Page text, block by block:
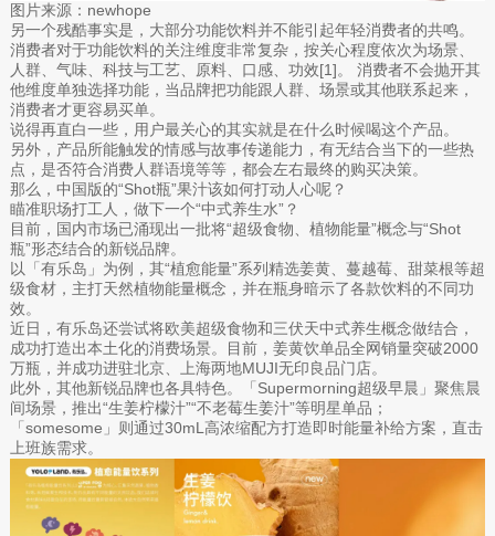
图片来源：newhope
另一个残酷事实是，大部分功能饮料并不能引起年轻消费者的共鸣。
消费者对于功能饮料的关注维度非常复杂，按关心程度依次为场景、
人群、气味、科技与工艺、原料、口感、功效[1]。 消费者不会抛开其
他维度单独选择功能，当品牌把功能跟人群、场景或其他联系起来，
消费者才更容易买单。
说得再直白一些，用户最关心的其实就是在什么时候喝这个产品。
另外，产品所能触发的情感与故事传递能力，有无结合当下的一些热
点，是否符合消费人群语境等等，都会左右最终的购买决策。
那么，中国版的“Shot瓶”果汁该如何打动人心呢？
瞄准职场打工人，做下一个“中式养生水”？
目前，国内市场已涌现出一批将“超级食物、植物能量”概念与“Shot
瓶”形态结合的新锐品牌。
以「有乐岛」为例，其“植愈能量”系列精选姜黄、蔓越莓、甜菜根等超
级食材，主打天然植物能量概念，并在瓶身暗示了各款饮料的不同功
效。
近日，有乐岛还尝试将欧美超级食物和三伏天中式养生概念做结合，
成功打造出本土化的消费场景。目前，姜黄饮单品全网销量突破2000
万瓶，并成功进驻北京、上海两地MUJI无印良品门店。
此外，其他新锐品牌也各具特色。「Supermorning超级早晨」聚焦晨
间场景，推出“生姜柠檬汁”“不老莓生姜汁”等明星单品；
「somesome」则通过30mL高浓缩配方打造即时能量补给方案，直击
上班族需求。